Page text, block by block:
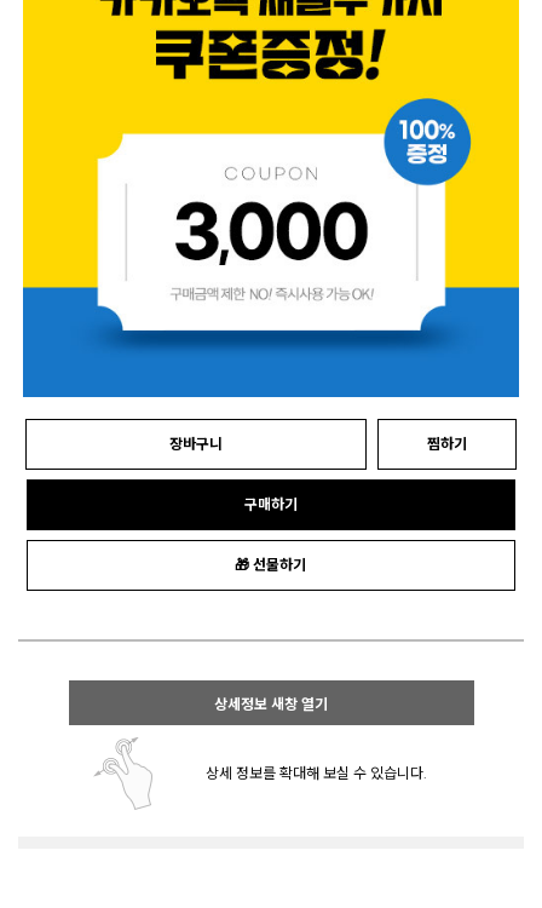
장바구니 찜하기
구매하기
🎁 선물하기
상세정보 새창 열기
상세 정보를 확대해 보실 수 있습니다.